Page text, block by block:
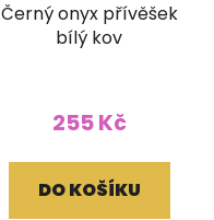
Černý onyx přívěšek
bílý kov
255 Kč
DO KOŠÍKU